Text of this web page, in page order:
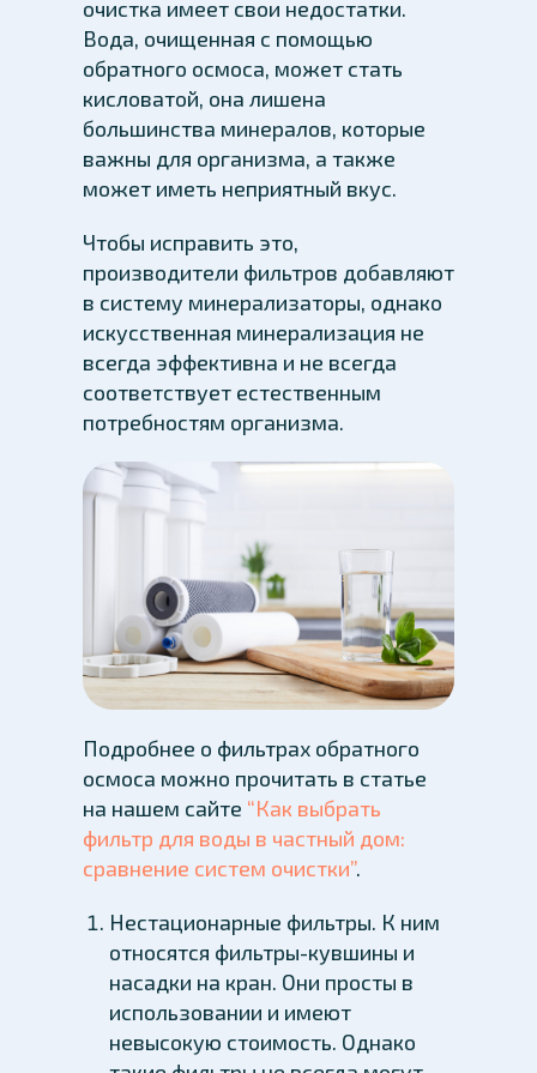
очистка имеет свои недостатки.
Вода, очищенная с помощью
обратного осмоса, может стать
кисловатой, она лишена
большинства минералов, которые
важны для организма, а также
может иметь неприятный вкус.
Чтобы исправить это,
производители фильтров добавляют
в систему минерализаторы, однако
искусственная минерализация не
всегда эффективна и не всегда
соответствует естественным
потребностям организма.
Подробнее о фильтрах обратного
осмоса можно прочитать в статье
на нашем сайте “Как выбрать
фильтр для воды в частный дом:
сравнение систем очистки”.
Нестационарные фильтры. К ним
относятся фильтры-кувшины и
насадки на кран. Они просты в
использовании и имеют
невысокую стоимость. Однако